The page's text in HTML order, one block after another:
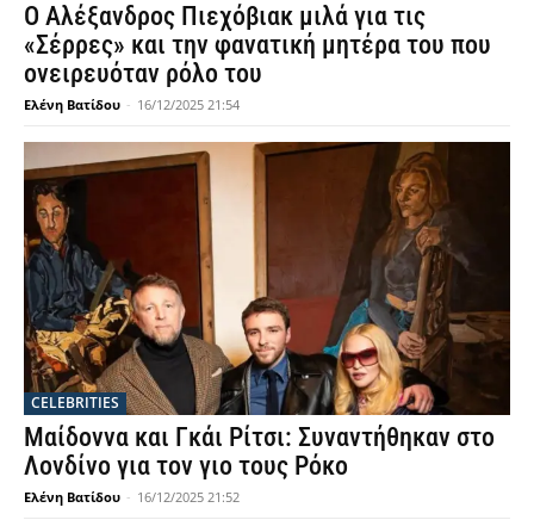
Ο Αλέξανδρος Πιεχόβιακ μιλά για τις
«Σέρρες» και την φανατική μητέρα του που
ονειρευόταν ρόλο του
Ελένη Βατίδου - 16/12/2025 21:54
CELEBRITIES
Μαίδοννα και Γκάι Ρίτσι: Συναντήθηκαν στο
Λονδίνο για τον γιο τους Ρόκο
Ελένη Βατίδου - 16/12/2025 21:52